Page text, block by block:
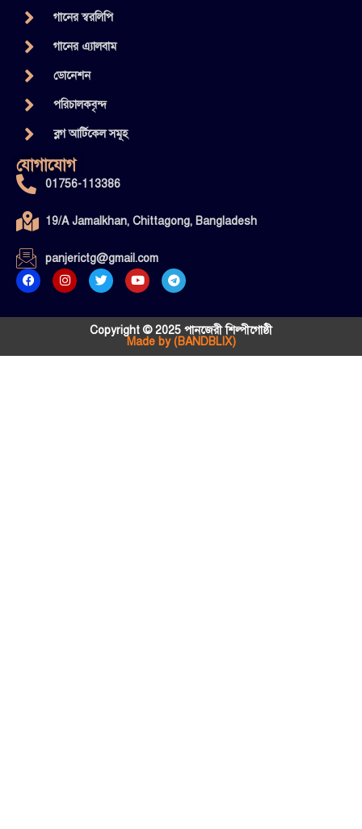
গানের স্বরলিপি
গানের এ্যালবাম
ডোনেশন
পরিচালকবৃন্দ
ব্লগ আর্টিকেল সমূহ
যোগাযোগ
01756-113386
19/A Jamalkhan, Chittagong, Bangladesh
panjerictg@gmail.com
Copyright © 2025 পানজেরী শিল্পীগোষ্ঠী
Made by (BANDBLIX)